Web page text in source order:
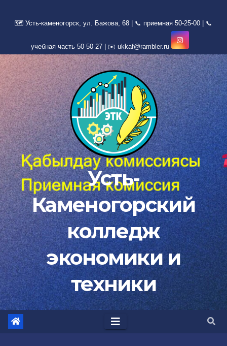
Усть-
Каменогорский
колледж
экономики и
техники